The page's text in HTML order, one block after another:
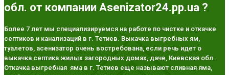
обл. от компании Asenizator24.pp.ua ?
Более 7 лет мы специализируемся на работе по чистке и откачке
септиков и канализаций в г. Тетиев. Выкачка выгребных ям,
туалетов, асенизатор очень востребована, если речь идет о
выкачка септика жилых загородных домах, даче, Киевская обл..
Откачка выгребная яма в г. Тетиев еще называют сливная яма,